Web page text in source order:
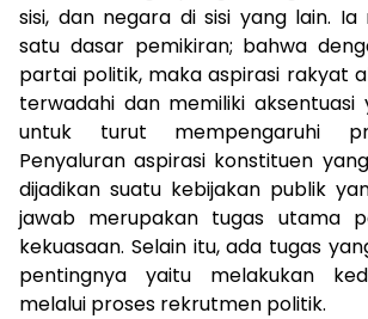
sisi, dan negara di sisi yang lain.
satu dasar pemikiran; bahwa
partai politik, maka aspirasi rakyat
terwadahi dan memiliki aksentuasi
untuk turut mempengaruhi
Penyaluran aspirasi konstituen
dijadikan suatu kebijakan publik
jawab merupakan tugas utama
kekuasaan. Selain itu, ada tugas
pentingnya yaitu melakukan
melalui proses rekrutmen politik.